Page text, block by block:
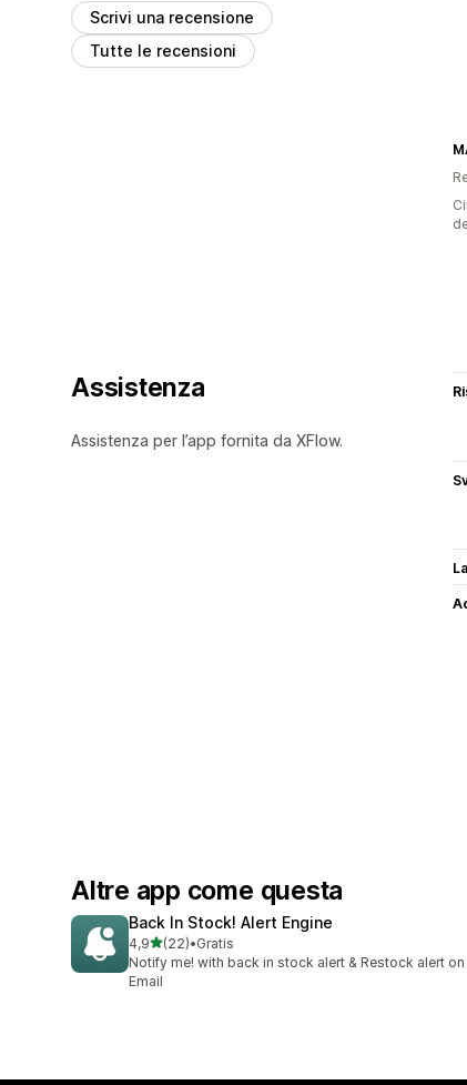
Scrivi una recensione
Tutte le recensioni
Assistenza
Assistenza per l’app fornita da XFlow.
Altre app come questa
Back In Stock! Alert Engine
4,9stelle su 5
(22)
22 recensioni totali
•Gratis
Notify me! with back in stock alert & Restock alert on
Email